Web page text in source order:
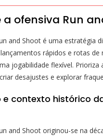
a ofensiva Run
and Shoot é uma estratégia
rápidos e rotas de
jogabilidade flexível. Prioriza
desajustes e explorar
e contexto histórico
and Shoot originou-se na